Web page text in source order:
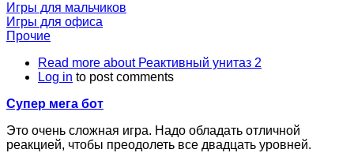
Игры для мальчиков
Игры для офиса
Прочие
Read more about Реактивный унитаз 2
Log in to post comments
Супер мега бот
Это очень сложная игра. Надо обладать отличной
реакцией, чтобы преодолеть все двадцать уровней.